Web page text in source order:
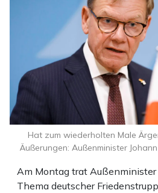
Am Montag trat
Thema deutscher
Hat zum wiederholten Male
Äußerungen: Außenminister